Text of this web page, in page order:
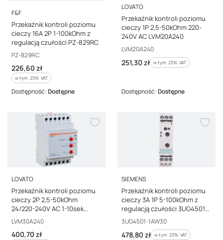
PRODUCENT
F&F
Przekaźnik kontroli poziomu
cieczy 16A 2P 1-100kOhm z
regulacją czułości PZ-829RC
Kod producenta
PZ-829RC
Cena brutto
226,60 zł
w tym %s VAT
w tym 23% VAT
Dostępność:Dostępne
PRODUCENT
LOVATO
Przekaźnik kontroli poziomu
cieczy 1P 2,5-50kOhm 220-
240V AC LVM20A240
Kod producenta
LVM20A240
Cena brutto
251,30 zł w tym %s VAT
w tym 23% VAT
Dostępność:Dostępne
PRODUCENT
LOVATO
Przekaźnik kontroli poziomu
cieczy 2P 2,5-50kOhm
24/220-240V AC 1-10sek
LVM30 24/220-240VAC
Kod producenta
LVM30A240
Cena brutto
400,70 zł
PRODUCENT
SIEMENS
Przekaźnik kontroli poziomu
cieczy 3A 1P 5-100kOhm z
regulacją czułości 3UG4501-
1AW30
Kod producenta
3UG4501-1AW30
Cena brutto
478,80 zł w tym %s VAT
w tym 23% VAT